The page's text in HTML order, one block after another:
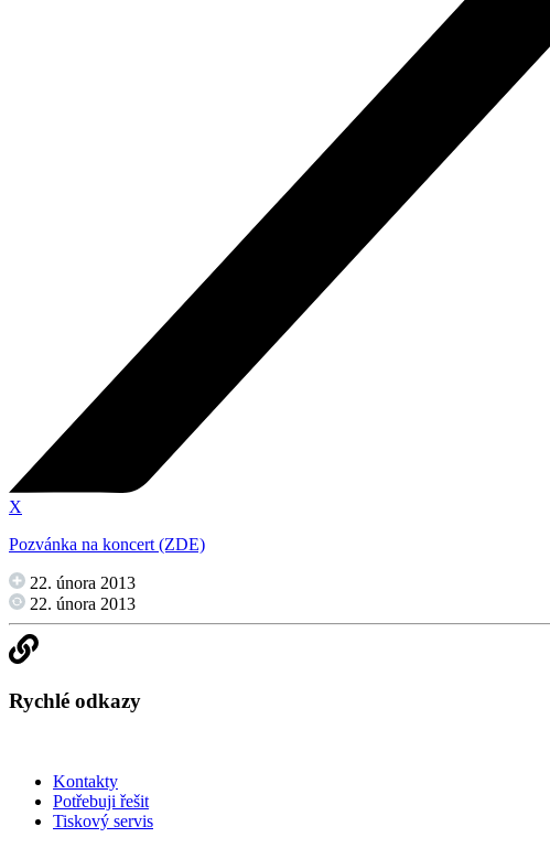
X
Pozvánka na koncert (ZDE)
22. února 2013
22. února 2013
Rychlé odkazy
Kontakty
Potřebuji řešit
Tiskový servis